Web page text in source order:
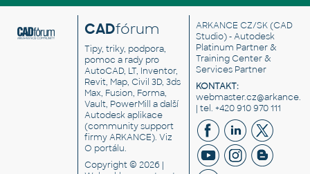
CADfórum
Tipy, triky, podpora,
pomoc a rady pro
AutoCAD, LT, Inventor,
Revit, Map, Civil 3D, 3ds
Max, Fusion, Forma,
Vault, PowerMill a další
Autodesk aplikace
(community support
firmy ARKANCE). Viz
O portálu.
Copyright © 2026 |
ARKANCE CZ/SK(CAD
Studio) - Autodesk
Platinum Partner &
Training Center &
Services Partner
KONTAKT:
| tel. +420 910 970 111